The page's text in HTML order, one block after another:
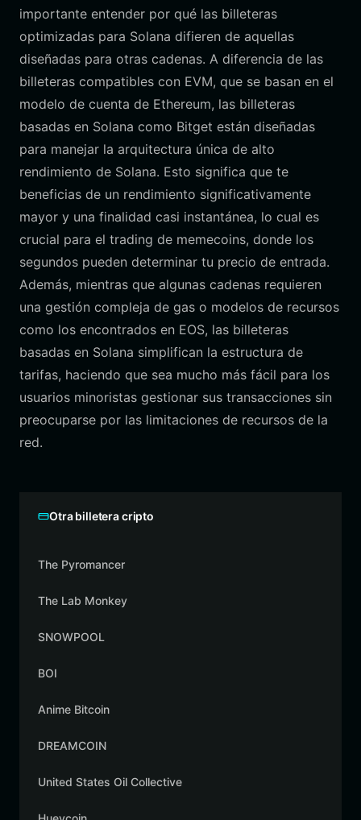
importante entender por qué las billeteras
optimizadas para Solana difieren de aquellas
diseñadas para otras cadenas. A diferencia de las
billeteras compatibles con EVM, que se basan en el
modelo de cuenta de Ethereum, las billeteras
basadas en Solana como Bitget están diseñadas
para manejar la arquitectura única de alto
rendimiento de Solana. Esto significa que te
beneficias de un rendimiento significativamente
mayor y una finalidad casi instantánea, lo cual es
crucial para el trading de memecoins, donde los
segundos pueden determinar tu precio de entrada.
Además, mientras que algunas cadenas requieren
una gestión compleja de gas o modelos de recursos
como los encontrados en EOS, las billeteras
basadas en Solana simplifican la estructura de
tarifas, haciendo que sea mucho más fácil para los
usuarios minoristas gestionar sus transacciones sin
preocuparse por las limitaciones de recursos de la
red.
Otra billetera cripto
The Pyromancer
The Lab Monkey
SNOWPOOL
BOI
Anime Bitcoin
DREAMCOIN
United States Oil Collective